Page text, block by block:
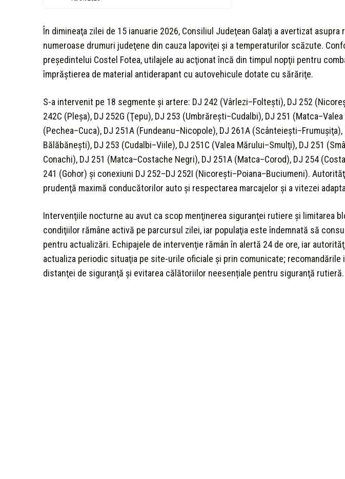
În dimineaţa zilei de 15 ianuarie 2026, Consiliul Judeţean Galaţi a avertizat asupra
numeroase drumuri judeţene din cauza lapoviţei şi a temperaturilor scăzute.
preşedintelui Costel Fotea, utilajele au acţionat încă din timpul nopţii pentru
împrăştierea de material antiderapant cu autovehicule dotate cu sărăriţe.
S-a intervenit pe 18 segmente şi artere: DJ 242 (Vârlezi–Folteşti), DJ 252
242C (Pleşa), DJ 252G (Ţepu), DJ 253 (Umbrăreşti–Cudalbi), DJ 251
(Pechea–Cuca), DJ 251A (Fundeanu–Nicopole), DJ 261A (Scânteieşti–Frumuşiţa),
Bălăbăneşti), DJ 253 (Cudalbi–Viile), DJ 251C (Valea Mărului–Smulţi), DJ 251
Conachi), DJ 251 (Matca–Costache Negri), DJ 251A (Matca–Corod), DJ 254
241 (Gohor) şi conexiuni DJ 252–DJ 252I (Nicoreşti–Poiana–Buciumeni).
prudenţă maximă conducătorilor auto şi respectarea marcajelor şi a vitezei
Intervenţiile nocturne au avut ca scop menţinerea siguranţei rutiere şi limitarea
condiţiilor rămâne activă pe parcursul zilei, iar populaţia este îndemnată să
pentru actualizări. Echipajele de intervenţie rămân în alertă 24 de ore, iar
actualiza periodic situaţia pe site-urile oficiale şi prin comunicate; recomandările
distanţei de siguranţă şi evitarea călătoriilor neesențiale pentru siguranţă rutieră.